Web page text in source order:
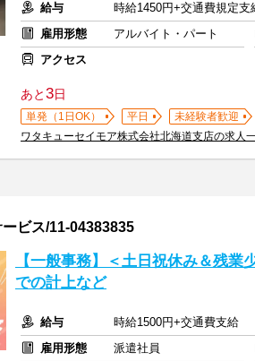
給与
時給1450円+交通費規定支
雇用形態
アルバイト・パート
アクセス
あと3日
単発（1日OK） 平日 未経験者歓迎
ワタキューセイモア株式会社北海道支店の求人
ビス/11-04383835
【一般事務】＜土日祝休み＆残業
での計上など
給与
時給1500円+交通費支給
雇用形態
派遣社員